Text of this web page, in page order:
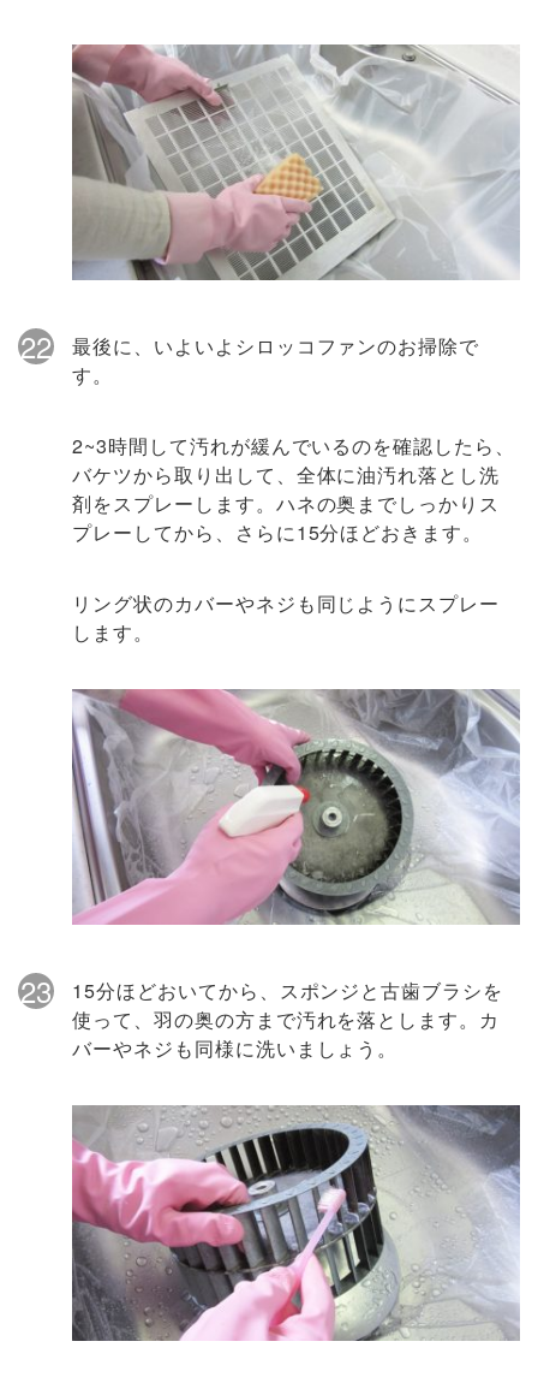
22
最後に、いよいよシロッコファンのお掃除で
す。
2~3時間して汚れが緩んでいるのを確認したら、
バケツから取り出して、全体に油汚れ落とし洗
剤をスプレーします。ハネの奥までしっかりス
プレーしてから、さらに15分ほどおきます。
リング状のカバーやネジも同じようにスプレー
します。
23
15分ほどおいてから、スポンジと古歯ブラシを
使って、羽の奥の方まで汚れを落とします。カ
バーやネジも同様に洗いましょう。